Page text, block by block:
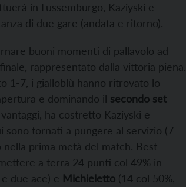
in Lussemburgo, Kaziyski e
di due gare (andata e ritorno).
buoni momenti di pallavolo ad
rappresentato dalla vittoria piena.
1-7, i gialloblù hanno ritrovato lo
e dominando il secondo set
ha costretto Kaziyski e
sono tornati a pungere al servizio (7
prima metà del match. Best
a terra 24 punti col 49% in
due ace) e Michieletto (14 col 50%,